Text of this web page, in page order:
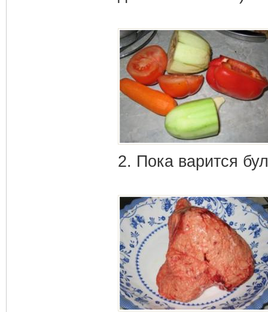
2. Пока варится